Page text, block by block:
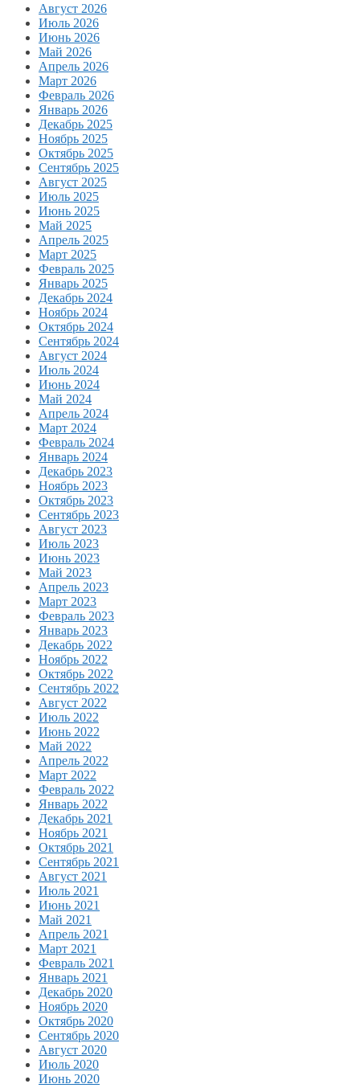
Август 2026
Июль 2026
Июнь 2026
Май 2026
Апрель 2026
Март 2026
Февраль 2026
Январь 2026
Декабрь 2025
Ноябрь 2025
Октябрь 2025
Сентябрь 2025
Август 2025
Июль 2025
Июнь 2025
Май 2025
Апрель 2025
Март 2025
Февраль 2025
Январь 2025
Декабрь 2024
Ноябрь 2024
Октябрь 2024
Сентябрь 2024
Август 2024
Июль 2024
Июнь 2024
Май 2024
Апрель 2024
Март 2024
Февраль 2024
Январь 2024
Декабрь 2023
Ноябрь 2023
Октябрь 2023
Сентябрь 2023
Август 2023
Июль 2023
Июнь 2023
Май 2023
Апрель 2023
Март 2023
Февраль 2023
Январь 2023
Декабрь 2022
Ноябрь 2022
Октябрь 2022
Сентябрь 2022
Август 2022
Июль 2022
Июнь 2022
Май 2022
Апрель 2022
Март 2022
Февраль 2022
Январь 2022
Декабрь 2021
Ноябрь 2021
Октябрь 2021
Сентябрь 2021
Август 2021
Июль 2021
Июнь 2021
Май 2021
Апрель 2021
Март 2021
Февраль 2021
Январь 2021
Декабрь 2020
Ноябрь 2020
Октябрь 2020
Сентябрь 2020
Август 2020
Июль 2020
Июнь 2020